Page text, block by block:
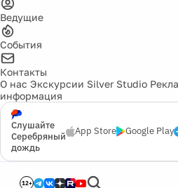
Ведущие
События
Контакты
О нас Экскурсии Silver Studio
информация
Слушайте
Серебряный
дождь
App Store Google Play
12+